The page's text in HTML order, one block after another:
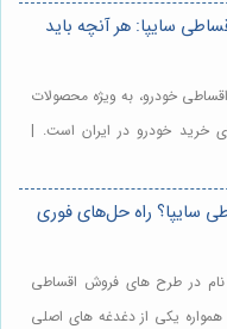
سایپا: هر آنچه باید
خودرو، به ویژه محصولات
خرید خودرو در ایران است. |
سایپا؟ راه حل‌های فوری
در طرح های فروش اقساطی
همواره یکی از دغدغه های اصلی